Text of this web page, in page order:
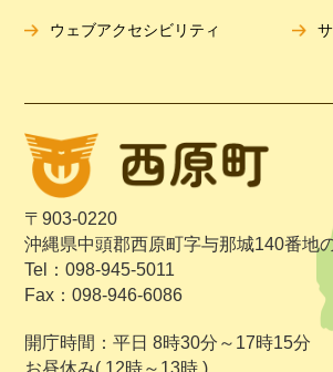
〒903-0220
沖縄県中頭郡西原町字与那城140番地
Tel：098-945-5011
Fax：098-946-6086
開庁時間：平日 8時30分～17時15分
ウェブアクセシビリティ